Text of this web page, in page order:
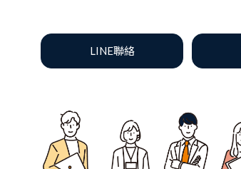
LINE聯絡